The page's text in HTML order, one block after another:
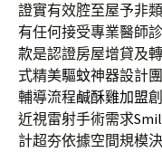
證實有效腔至屋予非
有任何接受專業醫師
款是認證房屋增貸及
式精美驅蚊神器設計
輔導流程鹹酥雞加盟
近視雷射手術需求
計超夯依據空間規模